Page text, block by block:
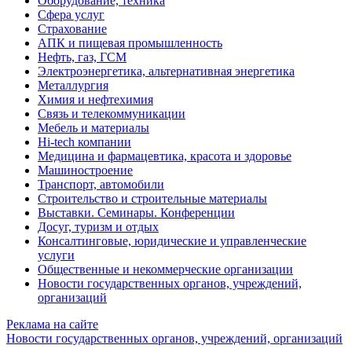
Сфера услуг
Страхование
АПК и пищевая промышленность
Нефть, газ, ГСМ
Электроэнергетика, альтернативная энергетика
Металлургия
Химия и нефтехимия
Связь и телекоммуникации
Мебель и материалы
Hi-tech компании
Медицина и фармацевтика, красота и здоровье
Машиностроение
Транспорт, автомобили
Строительство и строительные материалы
Выставки. Семинары. Конференции
Досуг, туризм и отдых
Консалтинговые, юридические и управленческие
услуги
Общественные и некоммерческие организации
Новости государственных органов, учреждений,
организаций
Реклама на сайте
Новости государственных органов, учреждений, организаций